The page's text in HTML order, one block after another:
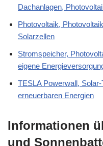
Dachanlagen,
Photovoltaik,
Solarzellen
Stromspeicher,
eigene
TESLA Powerwall,
erneuerbaren Energien
Informationen
und